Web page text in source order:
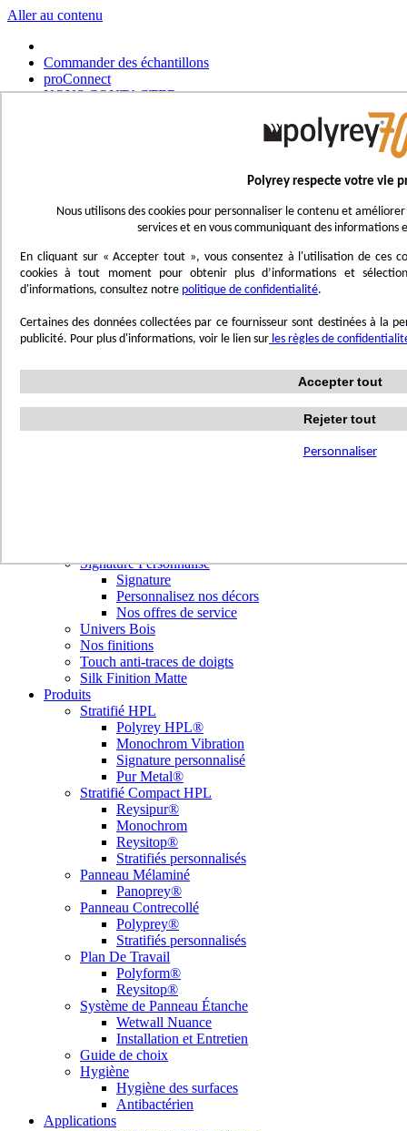
Polyrey respecte votre vie
Nous utilisons des cookies pour personnaliser le contenu et
services et en vous communiquant des informations
En cliquant sur « Accepter tout », vous consentez à l'utilisation de ces
cookies à tout moment pour obtenir plus d’informations et
d'informations, consultez notre politique de confidentialité.
Certaines des données collectées par ce fournisseur sont destinées à la
publicité. Pour plus d'informations, voir le lien sur les règles de
Accepter tout
Rejeter tout
Personnaliser
Aller au contenu
Commander des échantillons
proConnect
NOUS CONTACTER
International
Italiano
Nederlands
Deutsch
Affichage navigation
Menu
Inspirez-vous
Authentic Travertine
Signature Personnalisé
Signature
Personnalisez nos décors
Nos offres de service
Univers Bois
Nos finitions
Touch anti-traces de doigts
Silk Finition Matte
Produits
Stratifié HPL
Polyrey HPL®
Monochrom Vibration
Signature personnalisé
Pur Metal®
Stratifié Compact HPL
Reysipur®
Monochrom
Reysitop®
Stratifiés personnalisés
Panneau Mélaminé
Panoprey®
Panneau Contrecollé
Polyprey®
Stratifiés personnalisés
Plan De Travail
Polyform®
Reysitop®
Système de Panneau Étanche
Wetwall Nuance
Installation et Entretien
Guide de choix
Hygiène
Hygiène des surfaces
Antibactérien
Applications